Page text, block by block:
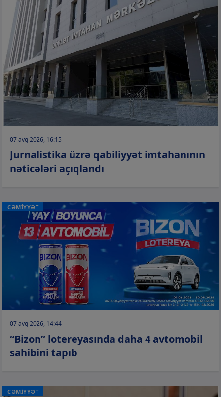
07 avq 2026, 16:15
Jurnalistika üzrə qabiliyyət imtahanının
nəticələri açıqlandı
CƏMİYYƏT
07 avq 2026, 14:44
“Bizon” lotereyasında daha 4 avtomobil
sahibini tapıb
CƏMİYYƏT